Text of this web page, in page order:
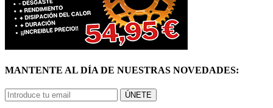
MANTENTE AL DÍA DE NUESTRAS NOVEDADES:
ÚNETE